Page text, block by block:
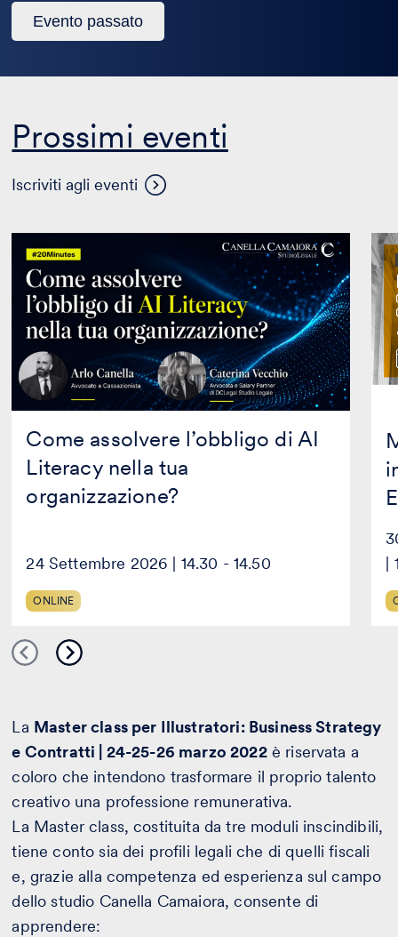
Questo
evento
è
Evento passato
Prossimi eventi
Iscriviti agli eventi
eventi
Come assolvere l’obbligo di AI
Literacy nella tua
organizzazione?
assolvere
l’obbligo
Literacy
nella
tua
organizzazione?
24 Settembre 2026 | 14.30 - 14.50
ONLINE
in
con
La Master class per Illustratori: Business Strategy
e Contratti | 24-25-26 marzo 2022è riservata a
coloro che intendono trasformare il proprio talento
creativo una professione remunerativa.
La Master class, costituita da tre moduli inscindibili,
tiene conto sia dei profili legali che di quelli fiscali
e, grazie alla competenza ed esperienza sul campo
dello studio Canella Camaiora, consente di
apprendere: